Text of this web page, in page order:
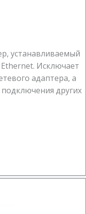
устанавливаемый
Исключает
адаптера, а
других